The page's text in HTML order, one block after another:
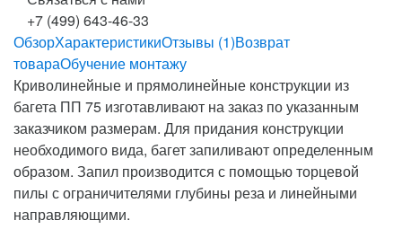
+7 (499) 643-46-33
ОбзорХарактеристикиОтзывы (1)Возврат
товараОбучение монтажу
Криволинейные и прямолинейные конструкции из
багета ПП 75 изготавливают на заказ по указанным
заказчиком размерам. Для придания конструкции
необходимого вида, багет запиливают определенным
образом. Запил производится с помощью торцевой
пилы с ограничителями глубины реза и линейными
направляющими.